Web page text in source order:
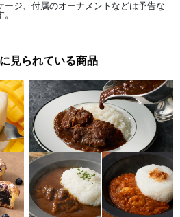
ジ、付属のオーナメントなどは予告な
見られている商品